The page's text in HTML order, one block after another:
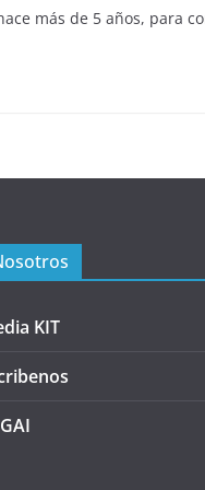
más de 5 años, para
KIT